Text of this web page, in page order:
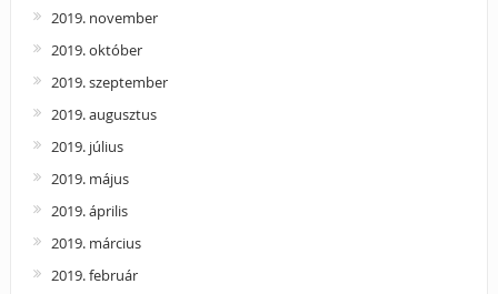
2019. november
2019. október
2019. szeptember
2019. augusztus
2019. július
2019. május
2019. április
2019. március
2019. február